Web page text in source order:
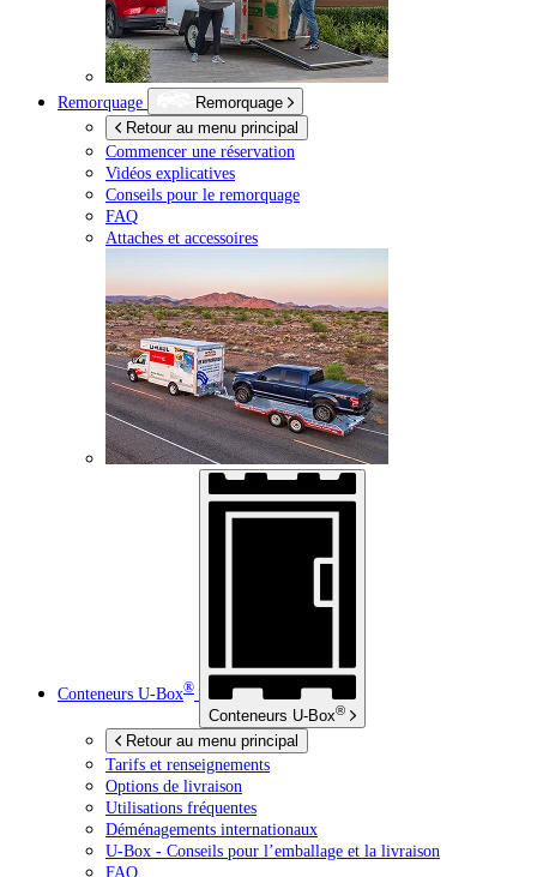
Remorquage
Remorquage
Retour au menu principal
Commencer une réservation
Vidéos explicatives
Conseils pour le remorquage
FAQ
Attaches et accessoires
Conteneurs U-Box®
Conteneurs U-Box®
Retour au menu principal
Tarifs et renseignements
Options de livraison
Utilisations fréquentes
Déménagements internationaux
U-Box - Conseils pour l’emballage et la livraison
FAQ